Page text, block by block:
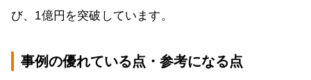
び、1億円を突破しています。
事例の優れている点・参考になる点